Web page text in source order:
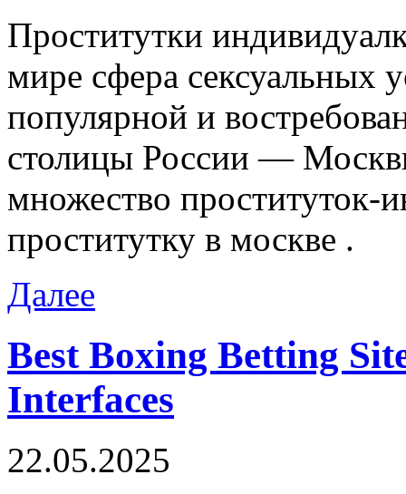
Прoститутки
мире сфера сексуальных
популярной и
столицы России —
множество проституток-
проститутку в москве .
Далее
Best Boxing Betting
Interfaces
22.05.2025